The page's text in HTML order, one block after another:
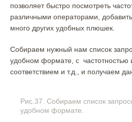
позволяет быстро посмотреть
различными операторами,
много других удобных плюшек.
Собираем нужный нам список
удобном формате, с частотностью
соответствием и т.д., и получаем
Рис.37. Собираем список
удобном формате.